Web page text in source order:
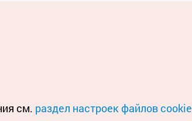
для туристов 1330
книги
О файлах Cookie
см. раздел настроек файлов cookie